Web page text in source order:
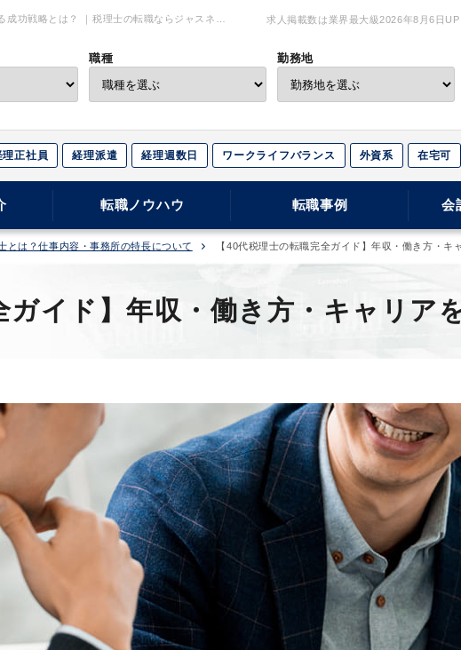
功戦略とは？ ｜税理士の転職ならジャスネッ
求人掲載数は業界最大級2026年8月6日 UP
職種 勤務地
理正社員 経理派遣 経理週数日 ワークライフバランス 外資系 在宅可
転職ノウハウ 転職事例 会
とは？仕事内容・事務所の特長について 【40代税理士の転職完全ガイド】年収・働き方・キ
ガイド】年収・働き方・キャリア